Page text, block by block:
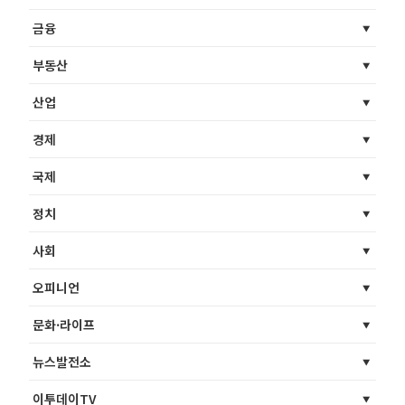
금융
부동산
산업
경제
국제
정치
사회
오피니언
문화·라이프
뉴스발전소
이투데이TV